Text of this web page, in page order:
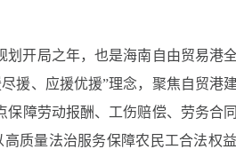
划开局之年，也是海南自由贸易港
援、应援优援”理念，聚焦自贸港
障劳动报酬、工伤赔偿、劳务合
质量法治服务保障农民工合法权